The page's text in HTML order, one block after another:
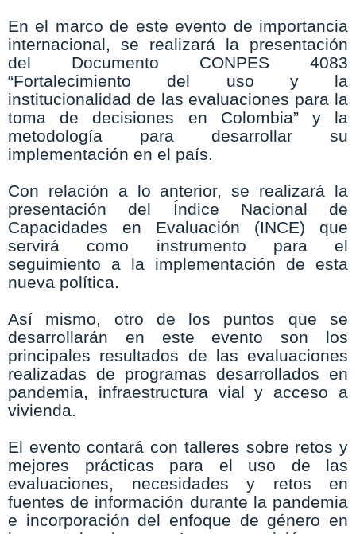
En el marco de este evento de importancia
internacional, se realizará la presentación
del Documento CONPES 4083
“Fortalecimiento del uso y la
institucionalidad de las evaluaciones para la
toma de decisiones en Colombia” y la
metodología para desarrollar su
implementación en el país.
Con relación a lo anterior, se realizará la
presentación del Índice Nacional de
Capacidades en Evaluación (INCE) que
servirá como instrumento para el
seguimiento a la implementación de esta
nueva política.
Así mismo, otro de los puntos que se
desarrollarán en este evento son los
principales resultados de las evaluaciones
realizadas de programas desarrollados en
pandemia, infraestructura vial y acceso a
vivienda.
El evento contará con talleres sobre retos y
mejores prácticas para el uso de las
evaluaciones, necesidades y retos en
fuentes de información durante la pandemia
e incorporación del enfoque de género en